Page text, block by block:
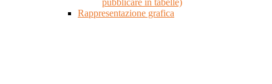
pubblicare in tabelle)
Rappresentazione grafica